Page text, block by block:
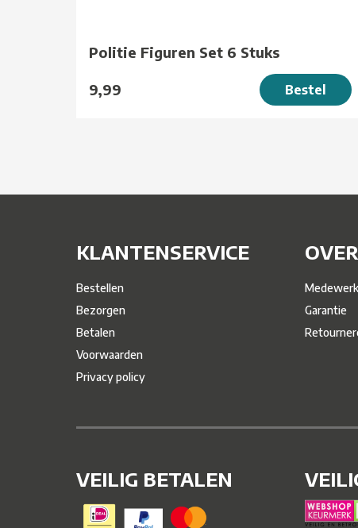
Politie Figuren Set 6 Stuks
9,99 Bestel
KLANTENSERVICE
Bestellen
Bezorgen
Betalen
Voorwaarden
Privacy policy
Garantie
VEILIG BETALEN